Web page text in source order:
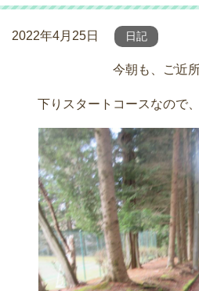
2022年4月25日 日記
今朝も、ご近所
下りスタートコースなので